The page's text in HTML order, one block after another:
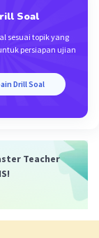
silang F1,
untuk setiap
yang
Soal
sesuai topik yang
persiapan ujian
Drill Soal
Teacher